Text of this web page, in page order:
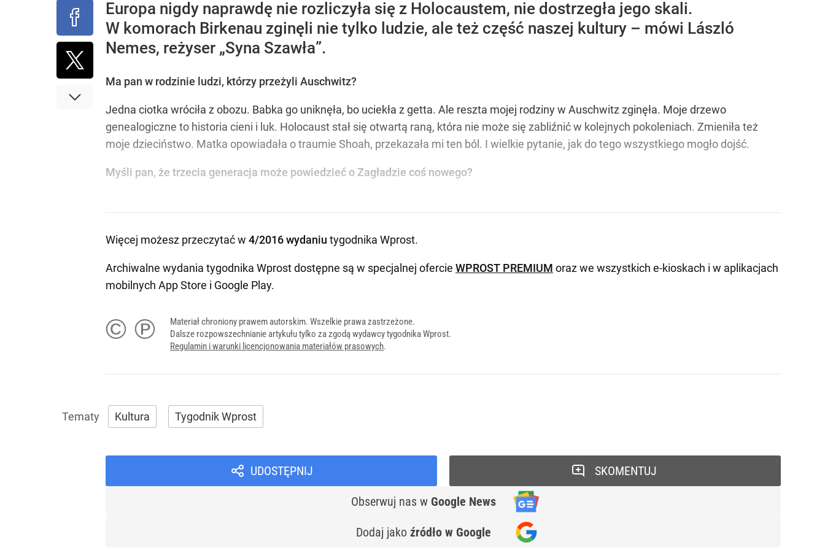
Europa nigdy naprawdę nie rozliczyła się z Holocaustem, nie dostrzegła jego skali.
W komorach Birkenau zginęli nie tylko ludzie, ale też część naszej kultury – mówi László
Nemes, reżyser „Syna Szawła”.
Ma pan w rodzinie ludzi, którzy przeżyli Auschwitz?
Jedna ciotka wróciła z obozu. Babka go uniknęła, bo uciekła z getta. Ale reszta mojej rodziny w Auschwitz zginęła. Moje drzewo
genealogiczne to historia cieni i luk. Holocaust stał się otwartą raną, która nie może się zabliźnić w kolejnych pokoleniach. Zmieniła też
moje dzieciństwo. Matka opowiadała o traumie Shoah, przekazała mi ten ból. I wielkie pytanie, jak do tego wszystkiego mogło dojść.
Myśli pan, że trzecia generacja może powiedzieć o Zagładzie coś nowego?
Więcej możesz przeczytać w 4/2016 wydaniu tygodnika Wprost.
Archiwalne wydania tygodnika Wprost dostępne są w specjalnej ofercie WPROST PREMIUM oraz we wszystkich e-kioskach i w aplikacjach
mobilnych App Store i Google Play.
© ℗
Materiał chroniony prawem autorskim. Wszelkie prawa zastrzeżone.
Dalsze rozpowszechnianie artykułu tylko za zgodą wydawcy tygodnika Wprost.
Regulamin i warunki licencjonowania materiałów prasowych.
Kultura Tygodnik Wprost
UDOSTĘPNIJ
Obserwuj nas w Google News
Dodaj jako źródło w Google
SKOMENTUJ